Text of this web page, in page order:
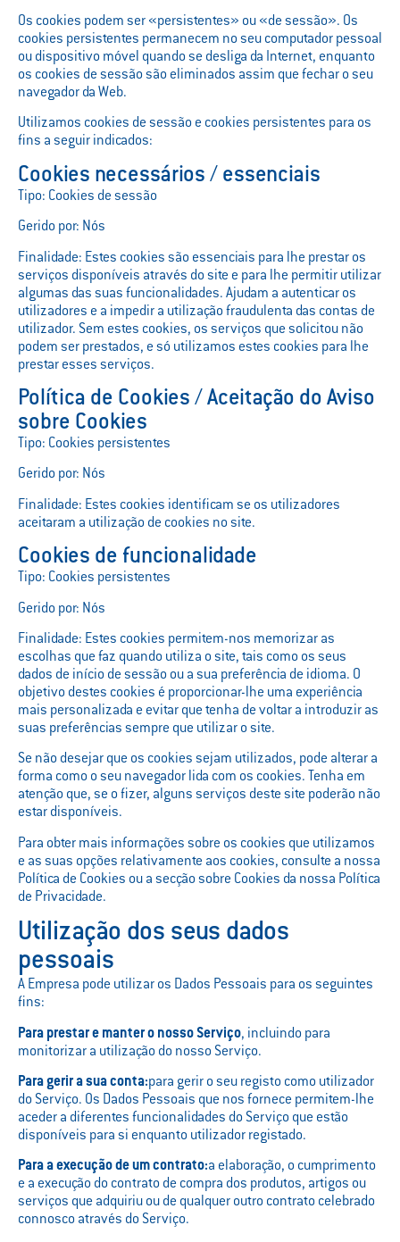
Os cookies podem ser «persistentes» ou «de sessão». Os
cookies persistentes permanecem no seu computador pessoal
ou dispositivo móvel quando se desliga da Internet, enquanto
os cookies de sessão são eliminados assim que fechar o seu
navegador da Web.
Utilizamos cookies de sessão e cookies persistentes para os
fins a seguir indicados:
Cookies necessários / essenciais
Tipo: Cookies de sessão
Gerido por: Nós
Finalidade: Estes cookies são essenciais para lhe prestar os
serviços disponíveis através do site e para lhe permitir utilizar
algumas das suas funcionalidades. Ajudam a autenticar os
utilizadores e a impedir a utilização fraudulenta das contas de
utilizador. Sem estes cookies, os serviços que solicitou não
podem ser prestados, e só utilizamos estes cookies para lhe
prestar esses serviços.
Política de Cookies / Aceitação do Aviso
sobre Cookies
Tipo: Cookies persistentes
Gerido por: Nós
Finalidade: Estes cookies identificam se os utilizadores
aceitaram a utilização de cookies no site.
Cookies de funcionalidade
Tipo: Cookies persistentes
Gerido por: Nós
Finalidade: Estes cookies permitem-nos memorizar as
escolhas que faz quando utiliza o site, tais como os seus
dados de início de sessão ou a sua preferência de idioma. O
objetivo destes cookies é proporcionar-lhe uma experiência
mais personalizada e evitar que tenha de voltar a introduzir as
suas preferências sempre que utilizar o site.
Se não desejar que os cookies sejam utilizados, pode alterar a
forma como o seu navegador lida com os cookies. Tenha em
atenção que, se o fizer, alguns serviços deste site poderão não
estar disponíveis.
Para obter mais informações sobre os cookies que utilizamos
e as suas opções relativamente aos cookies, consulte a nossa
Política de Cookies ou a secção sobre Cookies da nossa Política
de Privacidade.
Utilização dos seus dados
pessoais
A Empresa pode utilizar os Dados Pessoais para os seguintes
fins:
Para prestar e manter o nosso Serviço, incluindo para
monitorizar a utilização do nosso Serviço.
Para gerir a sua conta:para gerir o seu registo como utilizador
do Serviço. Os Dados Pessoais que nos fornece permitem-lhe
aceder a diferentes funcionalidades do Serviço que estão
disponíveis para si enquanto utilizador registado.
Para a execução de um contrato:a elaboração, o cumprimento
e a execução do contrato de compra dos produtos, artigos ou
serviços que adquiriu ou de qualquer outro contrato celebrado
connosco através do Serviço.